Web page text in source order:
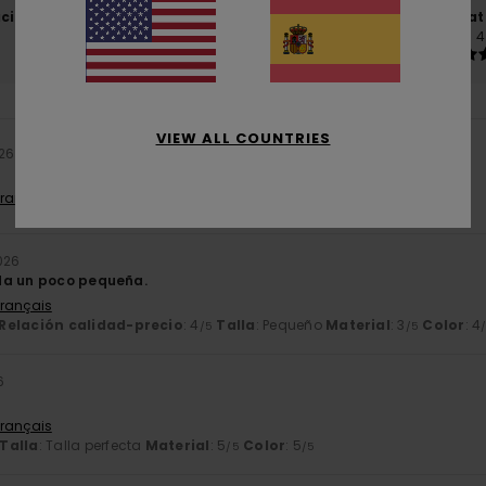
calidad-precio
Talla
Demasiado pequeño
Demasiado grande
un poco pequeña.
calidad-precio: 4 /5 Talla: Pequeño Material: 3 /5 Color: 4
Talla: Talla perfecta Material: 5/5 Color: 5/5
VIEW ALL COUNTRIES